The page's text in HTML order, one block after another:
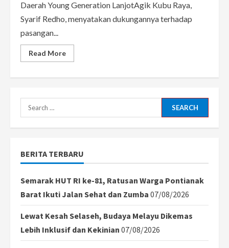
Daerah Young Generation LanjotAgik Kubu Raya,
Syarif Redho, menyatakan dukungannya terhadap
pasangan...
Read MoreRead
more
dan
2024
Search
for:
BERITA TERBARU
Semarak HUT RI ke-81, Ratusan Warga Pontianak
Barat Ikuti Jalan Sehat dan Zumba 07/08/2026
Lewat Kesah Selaseh, Budaya Melayu Dikemas
Lebih Inklusif dan Kekinian 07/08/2026